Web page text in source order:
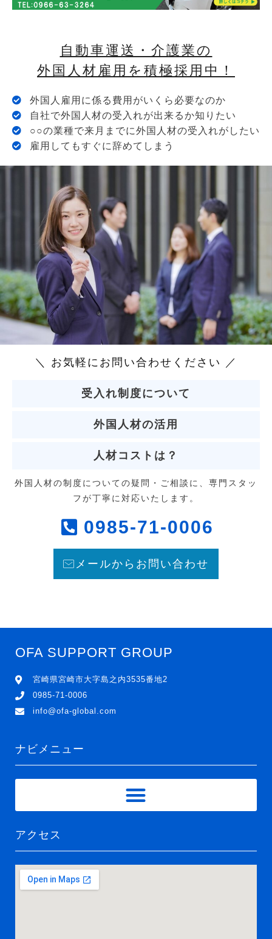
自動車運送・介護業の
外国人材雇用を積極採用中！
外国人雇用に係る費用がいくら必要なのか
自社で外国人材の受入れが出来るか知りたい
○○の業種で来月までに外国人材の受入れがしたい
雇用してもすぐに辞めてしまう
＼ お気軽にお問い合わせください ／
受入れ制度について
外国人材の活用
人材コストは？
外国人材の制度についての疑問・ご相談に、専門スタッ
フが丁寧に対応いたします。
0985-71-0006
メールからお問い合わせ
OFA SUPPORT GROUP
宮崎県宮崎市大字島之内3535番地2
0985-71-0006
info@ofa-global.com
ナビメニュー
アクセス